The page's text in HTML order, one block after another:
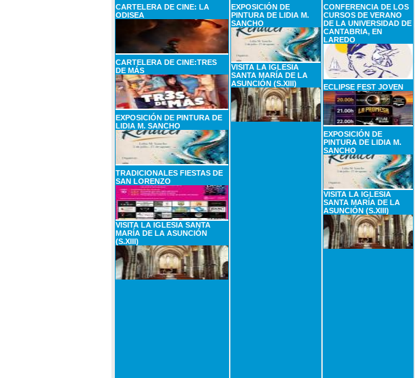
CARTELERA DE CINE: LA
ODISEA
CARTELERA DE CINE:TRES
DE MÁS
EXPOSICIÓN DE PINTURA DE
LIDIA M. SANCHO
TRADICIONALES FIESTAS DE
SAN LORENZO
VISITA LA IGLESIA SANTA
MARÍA DE LA ASUNCIÓN
(S.XIII)
EXPOSICIÓN DE
PINTURA DE LIDIA M.
SANCHO
VISITA LA IGLESIA
SANTA MARÍA DE LA
ASUNCIÓN (S.XIII)
CONFERENCIA DE LOS
CURSOS DE VERANO
DE LA UNIVERSIDAD DE
CANTABRIA, EN
LAREDO
ECLIPSE FEST JOVEN
EXPOSICIÓN DE
PINTURA DE LIDIA M.
SANCHO
VISITA LA IGLESIA
SANTA MARÍA DE LA
ASUNCIÓN (S.XIII)